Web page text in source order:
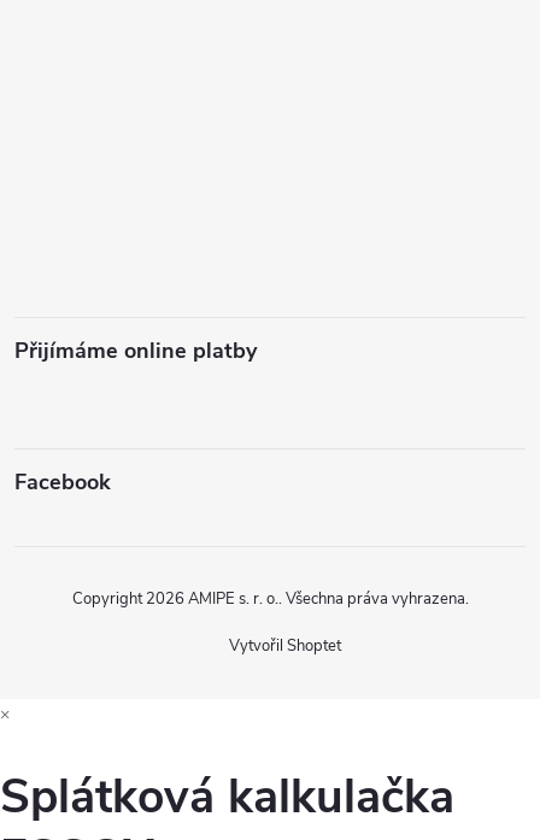
Přijímáme online platby
Facebook
Vytvořil Shoptet
Copyright 2026 AMIPE s. r. o.. Všechna práva vyhrazena.
×
Splátková kalkulačka